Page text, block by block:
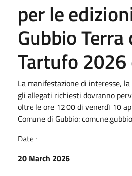
per le
Gubbio Terra
Tartufo 2026
La manifestazione di interesse,
gli allegati richiesti dovranno
oltre le ore 12:00 di venerdì 10
Comune di Gubbio:
Date :
20 March 2026